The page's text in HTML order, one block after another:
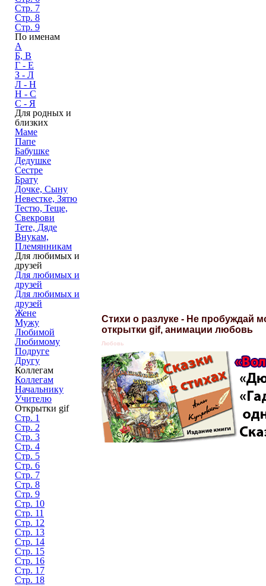
Стр. 7
Стр. 8
Стр. 9
По именам
А
Б, В
Г - Е
З - Л
Л - Н
Н - С
С - Я
Для родных и
близких
Маме
Папе
Бабушке
Дедушке
Сестре
Брату
Дочке, Сыну
Невестке, Зятю
Тестю, Теще,
Свекрови
Тете, Дяде
Внукам,
Племянникам
Для любимых и
друзей
Для любимых и
друзей
Для любимых и
друзей
Жене
Мужу
Любимой
Любимому
Подруге
Другу
Коллегам
Коллегам
Начальнику
Учителю
Открытки gif
Стр. 1
Стр. 2
Стр. 3
Стр. 4
Стр. 5
Стр. 6
Стр. 7
Стр. 8
Стр. 9
Стр. 10
Стр. 11
Стр. 12
Стр. 13
Стр. 14
Стр. 15
Стр. 16
Стр. 17
Стр. 18
Стихи о разлуке - Не пробуждай
открытки gif, анимации любовь
Любовь